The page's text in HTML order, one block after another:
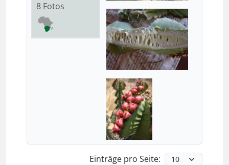
8 Fotos
Einträge pro Seite: